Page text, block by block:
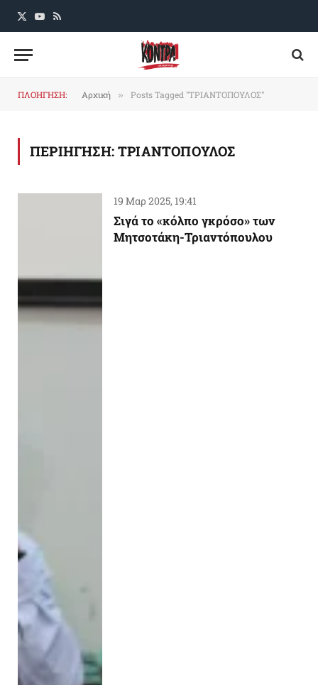
X
YouTube
RSS
ΠΛΟΗΓΗΣΗ: Αρχική » Posts Tagged "ΤΡΙΑΝΤΟΠΟΥΛΟΣ"
ΠΕΡΙΗΓΗΣΗ:ΤΡΙΑΝΤΟΠΟΥΛΟΣ
19 Μαρ 2025, 19:41
Σιγά το «κόλπο γκρόσο» των
Μητσοτάκη-Τριαντόπουλου